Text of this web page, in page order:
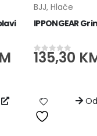
BJJ, Hlače
od 5
135,30